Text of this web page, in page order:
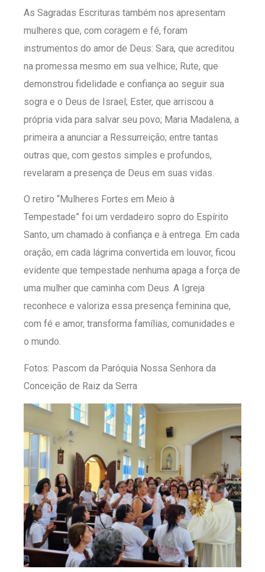
As Sagradas Escrituras também nos apresentam
mulheres que, com coragem e fé, foram
instrumentos do amor de Deus: Sara, que acreditou
na promessa mesmo em sua velhice; Rute, que
demonstrou fidelidade e confiança ao seguir sua
sogra e o Deus de Israel; Ester, que arriscou a
própria vida para salvar seu povo; Maria Madalena, a
primeira a anunciar a Ressurreição; entre tantas
outras que, com gestos simples e profundos,
revelaram a presença de Deus em suas vidas.
O retiro “Mulheres Fortes em Meio à
Tempestade” foi um verdadeiro sopro do Espírito
Santo, um chamado à confiança e à entrega. Em cada
oração, em cada lágrima convertida em louvor, ficou
evidente que tempestade nenhuma apaga a força de
uma mulher que caminha com Deus. A Igreja
reconhece e valoriza essa presença feminina que,
com fé e amor, transforma famílias, comunidades e
o mundo.
Fotos: Pascom da Paróquia Nossa Senhora da
Conceição de Raiz da Serra